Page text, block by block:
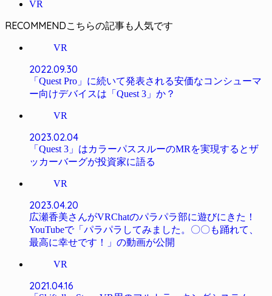
VR
RECOMMEND
VR
2022.09.30
「Quest Pro」に続いて発表される安価なコンシューマ
ー向けデバイスは「Quest 3」か？
VR
2023.02.04
「Quest 3」はカラーパススルーのMRを実現するとザ
ッカーバーグが投資家に語る
VR
2023.04.20
広瀬香美さんがVRChatのパラパラ部に遊びにきた！
YouTubeで「パラパラしてみました。〇〇も踊れて、
最高に幸せです！」の動画が公開
VR
2021.04.16